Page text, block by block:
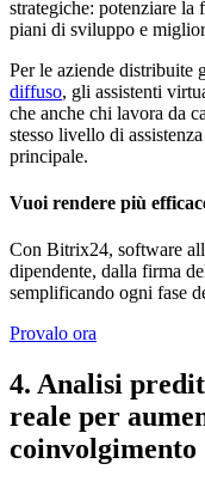
strategiche: potenziare la
piani di sviluppo e
Per le aziende distribuite
diffuso, gli assistenti
che anche chi lavora da
stesso livello di
principale.
Vuoi rendere più
Con Bitrix24, software
dipendente, dalla firma
semplificando ogni fase
Provalo ora
4. Analisi
reale per
coinvolgimento